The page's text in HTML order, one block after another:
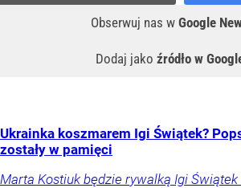
Obserwuj nas w Google
Dodaj jako źródło w
Ukrainka koszmarem Igi Świątek?
zostały w pamięci
Marta Kostiuk będzie rywalką Igi